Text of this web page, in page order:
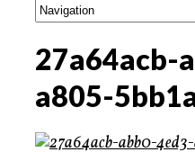
27a64acb-
a805-